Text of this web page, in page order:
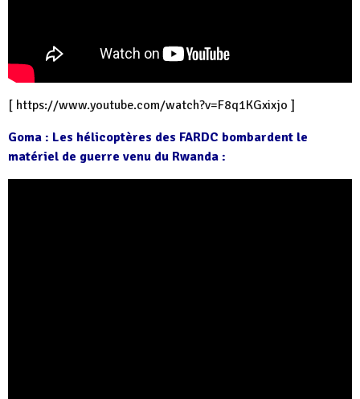
[ https://www.youtube.com/watch?v=F8q1KGxixjo ]
Goma : Les hélicoptères des FARDC bombardent le
matériel de guerre venu du Rwanda :